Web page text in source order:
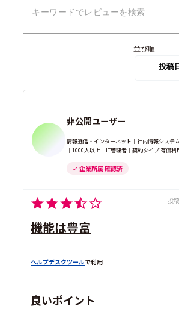
並び順
非公開ユーザー
情報通信・インターネット｜社内情報システ
｜1000人以上｜IT管理者｜契約タイプ 有償利
企業所属 確認済
投
機能は豊富
ヘルプデスクツールで利用
良いポイント